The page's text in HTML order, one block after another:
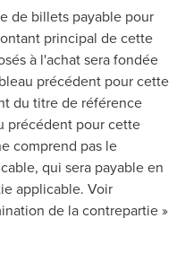
de billets payable pour
principal de cette
à l'achat sera fondée
précédent pour cette
du titre de référence
précédent pour cette
comprend pas le
qui sera payable en
applicable. Voir
de la contrepartie »